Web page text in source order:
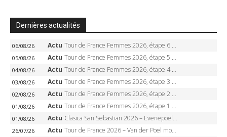
Dernières actualités
06/08/26 Actu Tour de France Femmes 2026, étape 6 – Kim Le Court-Pienaar gagne à Tournon, Reusser en jaune
05/08/26 Actu Tour de France Femmes 2026, étape 5 – Demi Vollering gagne à Belleville, Reusser en jaune, Ferrand-Prévot coule
04/08/26 Actu Tour de France Femmes 2026, étape 4 – Marlen Reusser écrase le chrono, Ferrand-Prévot en crise
03/08/26 Actu Tour de France Femmes 2026, étape 3 – Sigrid Haugset en solitaire, 88 km d’échappée, maillot jaune
02/08/26 Actu Tour de France Femmes 2026, étape 2 – Lorena Wiebes doublé à Genève, Markus héroïque, 7e record
01/08/26 Actu Tour de France Femmes 2026, étape 1 – Lorena Wiebes intouchable à Lausanne, premier maillot jaune
01/08/26 Actu Clasica San Sebastian 2026 – Evenepoel recordman, 4e victoire, Carapaz battu au sprint
26/07/26 Actu Tour de France 2026 – Van der Poel monumental à Paris, Pogacar égale le record des cinq sacres